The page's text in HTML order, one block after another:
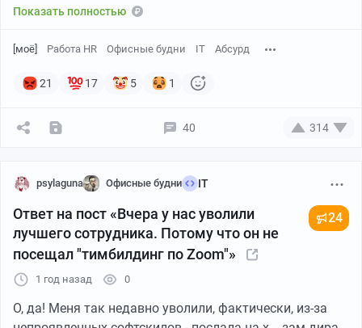
Показать полностью
[моё] Работа HR Офисные будни IT Абсурд
21 17 5 1
40 314
psylaguna Офисные будни IT
Ответ на пост «Вчера у нас уволили
лучшего сотрудника. Потому что он не
посещал "тимбилдинг по Zoom"»
24
1 год назад 0
О, да! Меня так недавно уволили, фактически, из-за